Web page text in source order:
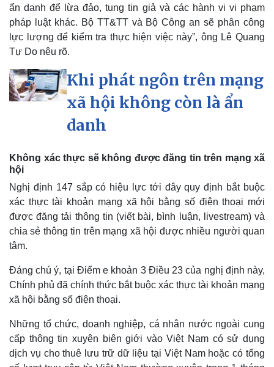
ẩn danh để lừa đảo, tung tin giả và các hành vi vi phạm
pháp luật khác. Bộ TT&TT và Bộ Công an sẽ phân công
lực lượng để kiểm tra thực hiện việc này”, ông Lê Quang
Tự Do nêu rõ.
Khi phát ngôn trên mạng
xã hội không còn là ẩn
danh
Không xác thực sẽ không được đăng tin trên mạng xã
hội
Nghị định 147 sắp có hiệu lực tới đây quy định bắt buộc
xác thực tài khoản mạng xã hội bằng số điện thoại mới
được đăng tải thông tin (viết bài, bình luận, livestream) và
chia sẻ thông tin trên mạng xã hội được nhiều người quan
tâm.
Đáng chú ý, tại Điểm e khoản 3 Điều 23 của nghị định này,
Chính phủ đã chính thức bắt buộc xác thực tài khoản mạng
xã hội bằng số điện thoại.
Những tổ chức, doanh nghiệp, cá nhân nước ngoài cung
cấp thông tin xuyên biên giới vào Việt Nam có sử dụng
dịch vụ cho thuê lưu trữ dữ liệu tại Việt Nam hoặc có tổng